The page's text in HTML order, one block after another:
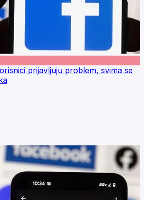
prijavljuju problem, svima se